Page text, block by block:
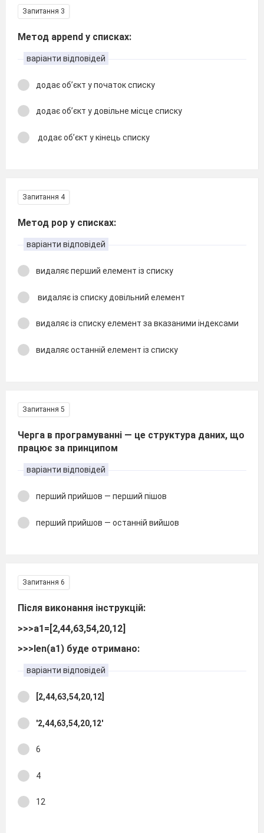
Запитання 3
Метод append у списках:
варіанти відповідей
додає об’єкт у початок списку
додає об’єкт у довільне місце списку
додає об’єкт у кінець списку
Запитання 4
Метод pop у списках:
варіанти відповідей
видаляє перший елемент із списку
видаляє із списку довільний елемент
видаляє із списку елемент за вказаними індексами
видаляє останній елемент із списку
Запитання 5
Черга в програмуванні — це структура даних, що
працює за принципом
варіанти відповідей
перший прийшов — перший пішов
перший прийшов — останній вийшов
Запитання 6
Після виконання інструкцій:
>>>a1=[2,44,63,54,20,12]
>>>len(a1) буде отримано:
варіанти відповідей
[2,44,63,54,20,12]
'2,44,63,54,20,12'
6
4
12